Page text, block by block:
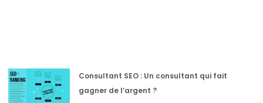
Consultant SEO : Un consultant qui fait
gagner de l’argent ?